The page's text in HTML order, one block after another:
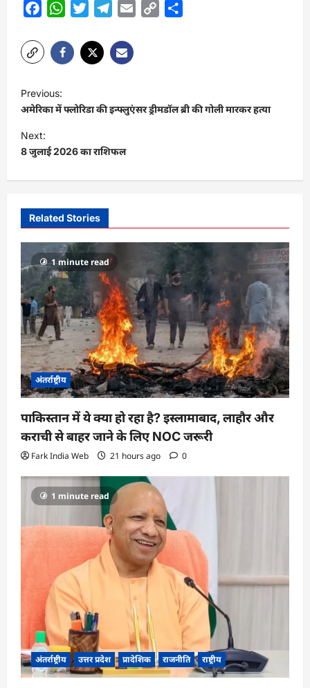
FacebookWhatsAppTwitterTelegram
Email
Copy
P
o
s
t
v
a
t
i
o
n
Previous:
अमेरिका में फ्लोरिडा की इन्फ्लुएंसर ड्रीमडॉल ब्री की गोली मारकर हत्या
Next:
8 जुलाई 2026 का राशिफल
Related Stories
1 minute read
अंतर्राष्ट्रीय
पाकिस्तान में ये क्या हो रहा है? इस्लामाबाद, लाहौर और
कराची से बाहर जाने के लिए NOC जरूरी
Fark India Web 21 hours ago 0
1 minute read
अंतर्राष्ट्रीय उत्तर प्रदेश प्रादेशिक राजनीति राष्ट्रीय